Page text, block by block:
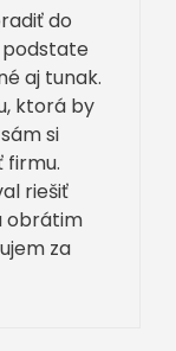
do
aj tunak.
ktorá by
si
firmu.
riešiť
obrátim
za